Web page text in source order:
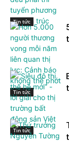
Tin tức
Tin tức
Tin tức